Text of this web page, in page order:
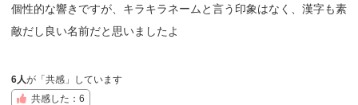
個性的な響きですが、キラキラネームと言う印象はなく、漢字も素
敵だし良い名前だと思いましたよ
6人が「共感」しています
共感した：6